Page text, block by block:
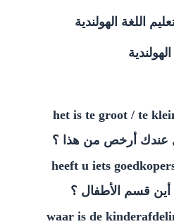
اللغة الهولندية
عندك أرخص من هذا ؟
أين قسم الأطفال ؟